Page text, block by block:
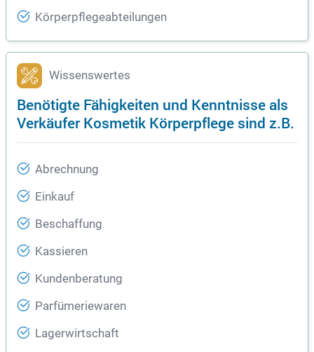
Körperpflegeabteilungen
Wissenswertes
Benötigte Fähigkeiten und Kenntnisse als
Verkäufer Kosmetik Körperpflege sind z.B.
Abrechnung
Einkauf
Beschaffung
Kassieren
Kundenberatung
Parfümeriewaren
Lagerwirtschaft